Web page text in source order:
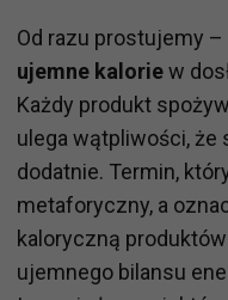
Od razu prostujemy
ujemne kaloriew
Każdy produkt
ulega wątpliwości, że
dodatnie. Termin,
metaforyczny, a
kaloryczną
ujemnego bilansu